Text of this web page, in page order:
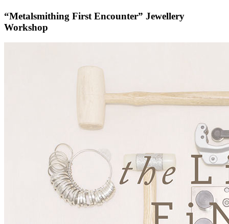
“Metalsmithing First Encounter” Jewellery
Workshop